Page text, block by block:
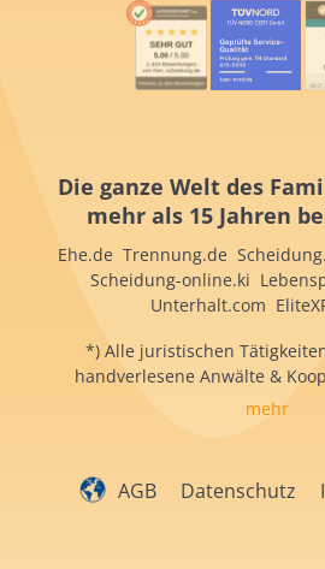
Die ganze Welt des
mehr als 15 Jahren
Ehe.de Trennung.de
Scheidung-online.ki
Unterhalt.com
*) Alle juristischen
handverlesene Anwälte &
mehr
AGB Datenschutz